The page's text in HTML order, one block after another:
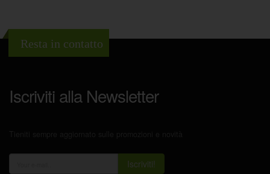
Resta in contatto
Iscriviti alla Newsletter
Iscriviti!